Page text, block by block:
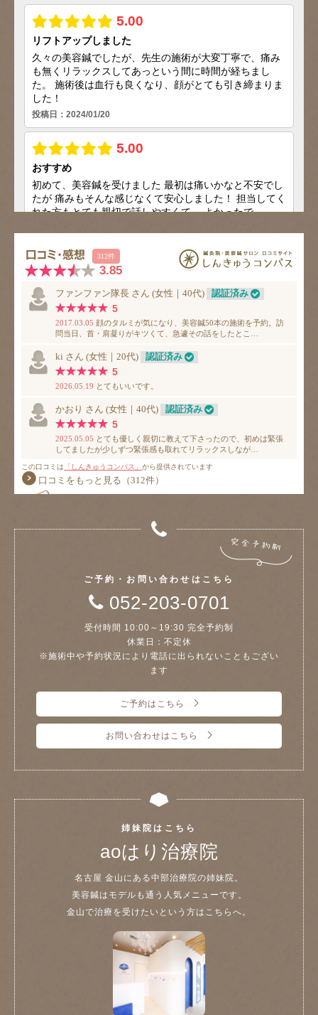
ご予約・お問い合わせはこちら
052-203-0701
受付時間 10:00～19:30 完全予約制
休業日：不定休
※施術中や予約状況により電話に出られないこともござい
ます
ご予約はこちら
お問い合わせはこちら
姉妹院はこちら
aoはり治療院
名古屋 金山にある中部治療院の姉妹院。
美容鍼はモデルも通う人気メニューです。
金山で治療を受けたいという方はこちらへ。